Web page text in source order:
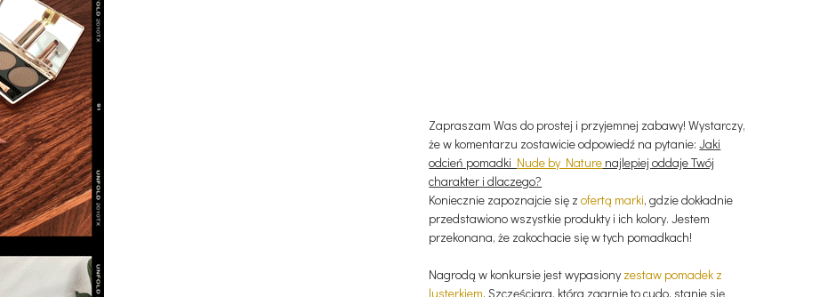
Zapraszam Was do prostej i przyjemnej zabawy! Wystarczy,
że w komentarzu zostawicie odpowiedź na pytanie:Jaki
odcień pomadki Nude by Nature najlepiej oddaje Twój
charakter i dlaczego?
Koniecznie zapoznajcie się zofertą marki, gdzie dokładnie
przedstawiono wszystkie produkty i ich kolory. Jestem
przekonana, że zakochacie się w tych pomadkach!
Nagrodą w konkursie jest wypasiony zestaw pomadek z
lusterkiem. Szczęściara, która zgarnie to cudo, stanie się